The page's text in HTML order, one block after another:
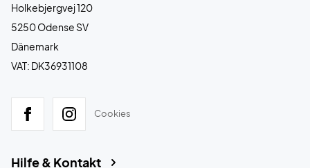
Holkebjergvej 120
5250 Odense SV
Dänemark
VAT: DK36931108
Cookies
Hilfe & Kontakt